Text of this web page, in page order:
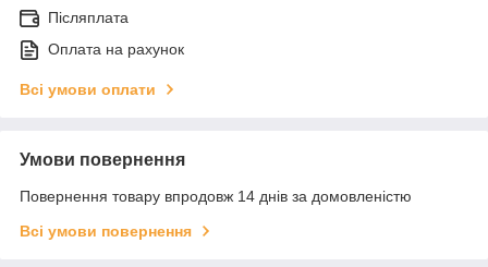
Післяплата
Оплата на рахунок
Всі умови оплати
Умови повернення
Повернення товару впродовж 14 днів за домовленістю
Всі умови повернення